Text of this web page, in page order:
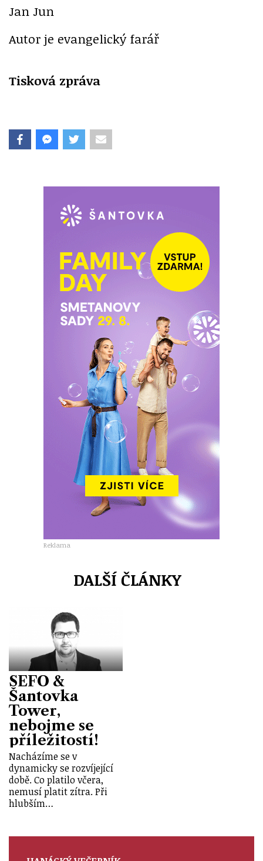
Jan Jun
Autor je evangelický farář
Tisková zpráva
Reklama
DALŠÍ ČLÁNKY
SEFO &
Šantovka
Tower,
nebojme se
příležitostí!
Nacházíme se v
dynamicky se rozvíjející
době. Co platilo včera,
nemusí platit zítra. Při
hlubším…